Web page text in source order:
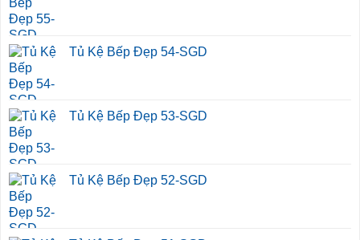
Tủ Kệ Bếp Đẹp 54-SGD
Tủ Kệ Bếp Đẹp 53-SGD
Tủ Kệ Bếp Đẹp 52-SGD